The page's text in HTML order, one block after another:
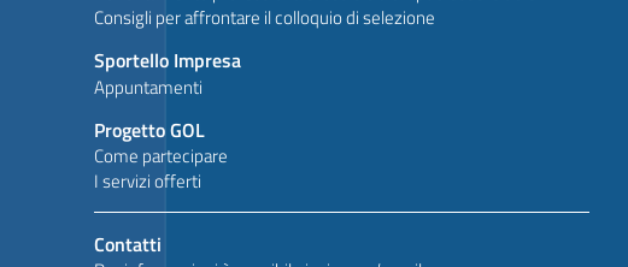
Consigli per affrontare il colloquio di selezione
Sportello Impresa
Appuntamenti
Progetto GOL
Come partecipare
I servizi offerti
Contatti